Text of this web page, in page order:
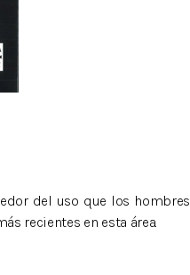
del uso que los
recientes en esta área.